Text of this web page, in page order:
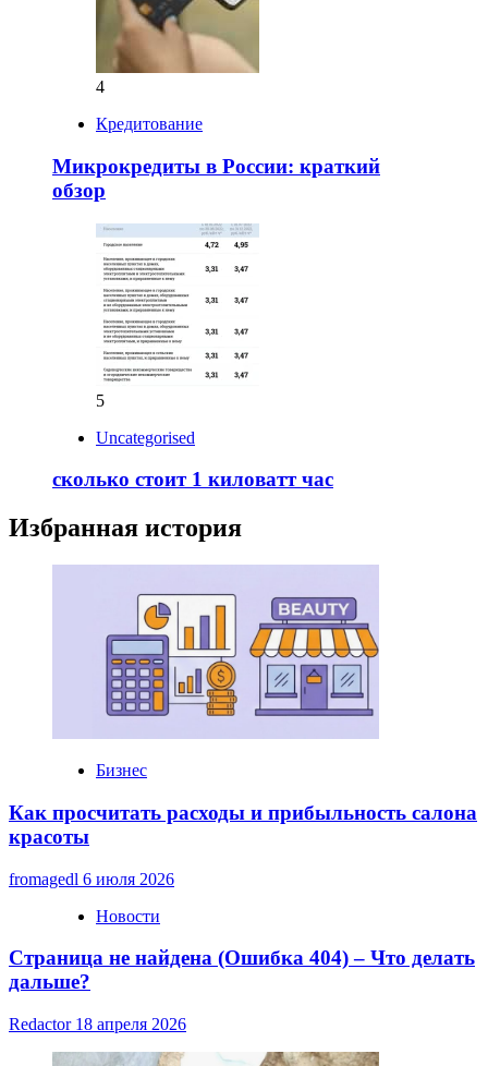
4
Кредитование
Микрокредиты в России: краткий
обзор
5
Uncategorised
сколько стоит 1 киловатт час
Избранная история
Бизнес
Как просчитать расходы и прибыльность салона
красоты
fromagedl 6 июля 2026
Новости
Страница не найдена (Ошибка 404) – Что делать
дальше?
Redactor 18 апреля 2026